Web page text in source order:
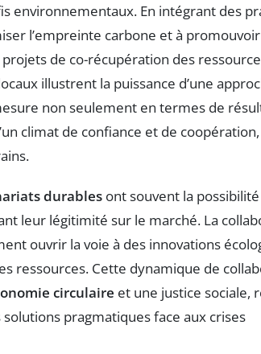
environnementaux. En intégrant des
l’empreinte carbone et à
de co-récupération des
illustrent la puissance d’une
non seulement en termes de
climat de confiance et de coopération,
durables ont souvent la possibilité
leur légitimité sur le marché. La
ouvrir la voie à des innovations
ressources. Cette dynamique de
circulaire et une justice sociale,
pragmatiques face aux crises